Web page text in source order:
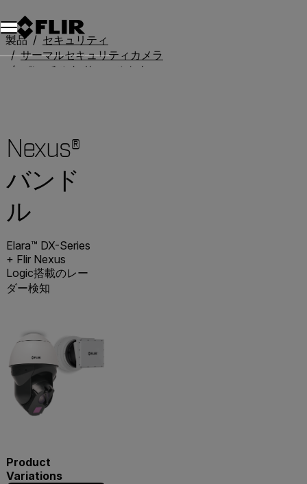
製品
セキュリティ
サーマルセキュリティカメラ
パン-チルト サーマルセキュリティカメラ
Nexus®
バンド
ル
Elara™ DX-Series
+ Flir Nexus
Logic搭載のレー
ダー検知
Product
Variations